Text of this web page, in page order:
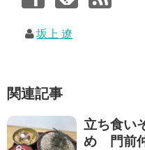
坂上 遼
関連記事
立ち食い
め 門前